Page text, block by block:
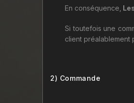
En conséquence,
Si toutefois une
client préalablement
2) Commande